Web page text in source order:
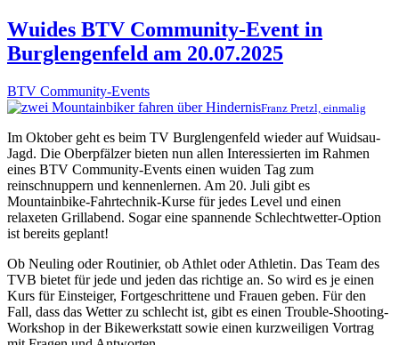
Wuides BTV Community-Event in
Burglengenfeld am 20.07.2025
BTV Community-Events
Franz Pretzl, einmalig
Im Oktober geht es beim TV Burglengenfeld wieder auf Wuidsau-
Jagd. Die Oberpfälzer bieten nun allen Interessierten im Rahmen
eines BTV Community-Events einen wuiden Tag zum
reinschnuppern und kennenlernen. Am 20. Juli gibt es
Mountainbike-Fahrtechnik-Kurse für jedes Level und einen
relaxeten Grillabend. Sogar eine spannende Schlechtwetter-Option
ist bereits geplant!
Ob Neuling oder Routinier, ob Athlet oder Athletin. Das Team des
TVB bietet für jede und jeden das richtige an. So wird es je einen
Kurs für Einsteiger, Fortgeschrittene und Frauen geben. Für den
Fall, dass das Wetter zu schlecht ist, gibt es einen Trouble-Shooting-
Workshop in der Bikewerkstatt sowie einen kurzweiligen Vortrag